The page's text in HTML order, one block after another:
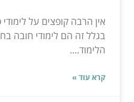
אין הרבה קופצים על
בגלל זה הם לימודי חובה
הלימוד....
קרא עוד »